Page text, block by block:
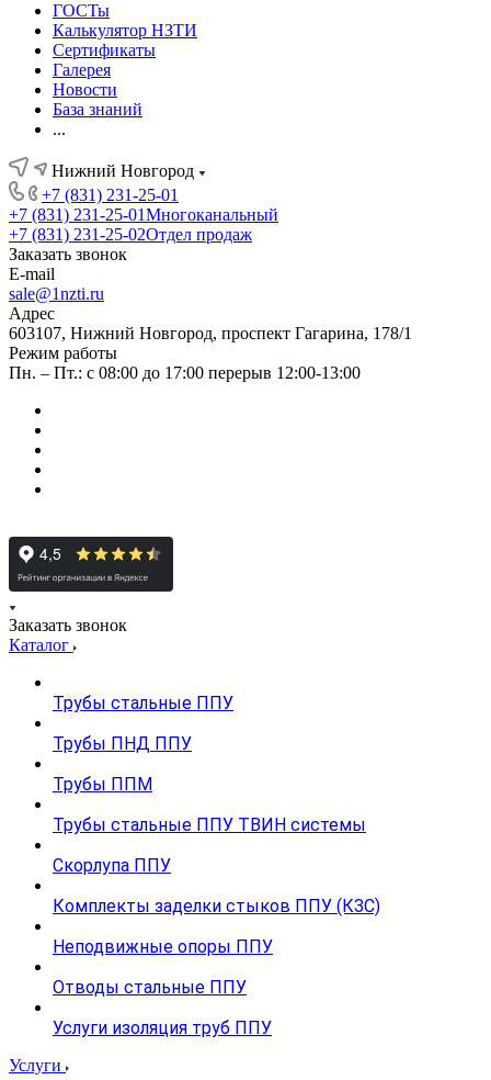
ГОСТы
Калькулятор НЗТИ
Сертификаты
Галерея
Новости
База знаний
...
Нижний Новгород
+7 (831) 231-25-01
+7 (831) 231-25-01Многоканальный
+7 (831) 231-25-02Отдел продаж
Заказать звонок
E-mail
sale@1nzti.ru
Адрес
603107, Нижний Новгород, проспект Гагарина, 178/1
Режим работы
Пн. – Пт.: с 08:00 до 17:00 перерыв 12:00-13:00
Заказать звонок
Каталог
Трубы стальные ППУ
Трубы ПНД ППУ
Трубы ППМ
Трубы стальные ППУ ТВИН системы
Скорлупа ППУ
Комплекты заделки стыков ППУ (КЗС)
Неподвижные опоры ППУ
Отводы стальные ППУ
Услуги изоляция труб ППУ
Услуги